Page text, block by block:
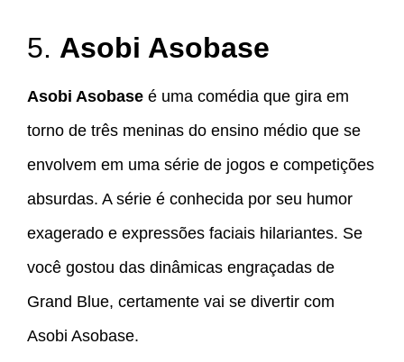
5. Asobi Asobase
Asobi Asobase é uma comédia que gira em
torno de três meninas do ensino médio que se
envolvem em uma série de jogos e competições
absurdas. A série é conhecida por seu humor
exagerado e expressões faciais hilariantes. Se
você gostou das dinâmicas engraçadas de
Grand Blue, certamente vai se divertir com
Asobi Asobase.